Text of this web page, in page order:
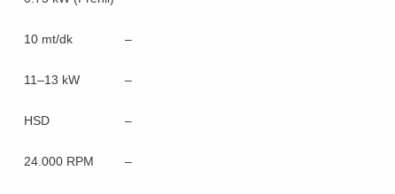
10 mt/dk –
11–13 kW –
HSD –
24.000 RPM –